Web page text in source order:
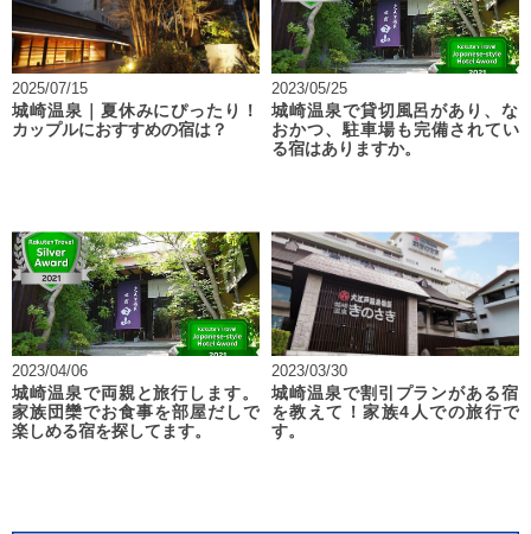
2025/07/15
城崎温泉｜夏休みにぴったり！
カップルにおすすめの宿は？
2023/05/25
城崎温泉で貸切風呂があり、な
おかつ、駐車場も完備されてい
る宿はありますか。
2023/04/06
城崎温泉で両親と旅行します。
家族団欒でお食事を部屋だしで
楽しめる宿を探してます。
2023/03/30
城崎温泉で割引プランがある宿
を教えて！家族4人での旅行で
す。